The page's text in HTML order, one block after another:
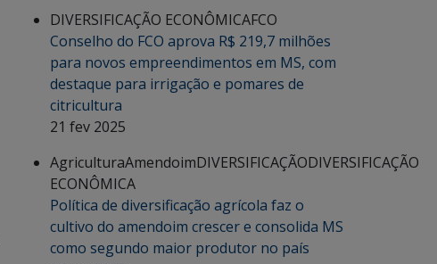
DIVERSIFICAÇÃO ECONÔMICAFCO
Conselho do FCO aprova R$ 219,7 milhões
para novos empreendimentos em MS, com
destaque para irrigação e pomares de
citricultura
21 fev 2025
AgriculturaAmendoimDIVERSIFICAÇÃODIVERSIFICAÇÃO
ECONÔMICA
Política de diversificação agrícola faz o
cultivo do amendoim crescer e consolida MS
como segundo maior produtor no país